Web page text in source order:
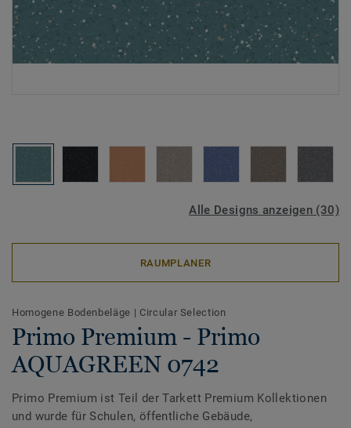
Alle Designs anzeigen (30)
RAUMPLANER
Homogene Bodenbeläge | Circular Selection
Primo Premium - Primo
AQUAGREEN 0742
Primo Premium ist Teil der Tarkett Premium Kollektionen
und wurde für Schulen, öffentliche Gebäude,